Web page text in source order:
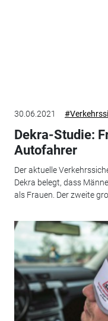
30.06.2021
Dekra-Studie:
Autofahrer
Der aktuelle
Dekra belegt, dass
als Frauen. Der zweite